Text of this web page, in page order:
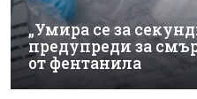
„Умира се за
предупреди за
от фентанила